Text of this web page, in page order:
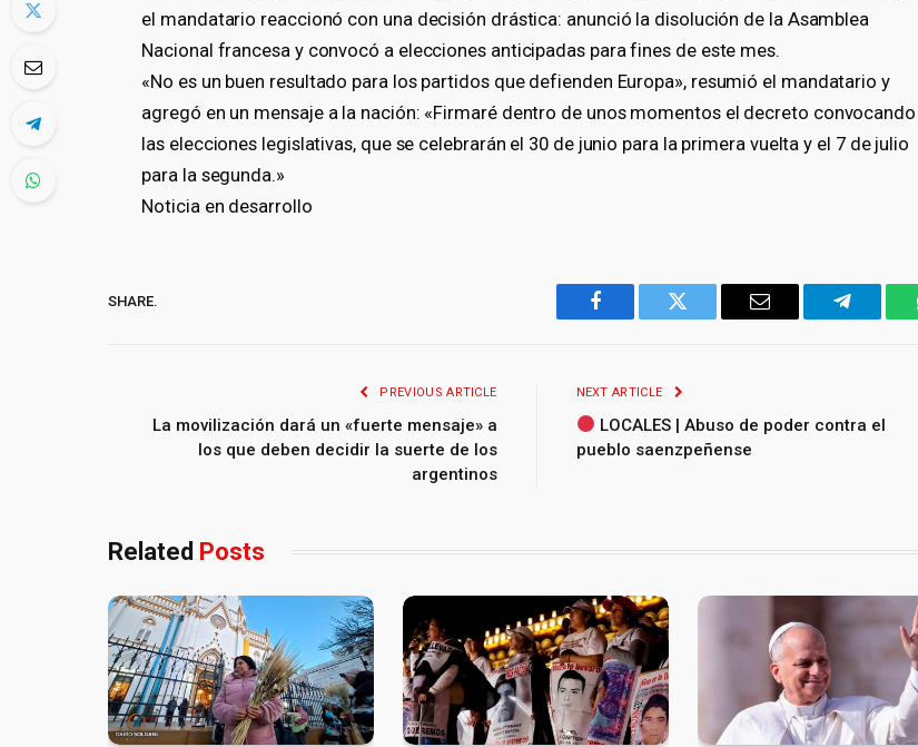
el mandatario reaccionó con una decisión drástica: anunció la disolución de la Asamblea
Nacional francesa y convocó a elecciones anticipadas para fines de este mes.
«No es un buen resultado para los partidos que defienden Europa», resumió el mandatario y
agregó en un mensaje a la nación: «Firmaré dentro de unos momentos el decreto convocando
las elecciones legislativas, que se celebrarán el 30 de junio para la primera vuelta y el 7 de julio
para la segunda.»
Noticia en desarrollo
SHARE.
Facebook Twitter Email Telegram
PREVIOUS ARTICLE
La movilización dará un «fuerte mensaje» a
los que deben decidir la suerte de los
argentinos
NEXT ARTICLE
LOCALES | Abuso de poder contra el
pueblo saenzpeñense
Related Posts